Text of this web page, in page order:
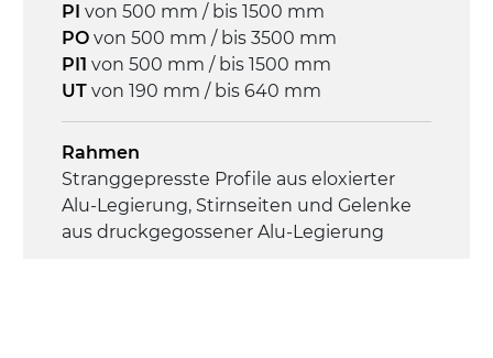
Steuerung
On/Off, E-Stopp, Motor-
Überlastungsschutz
PI von 500 mm / bis 1500 mm
PO von 500 mm / bis 3500 mm
PI1 von 500 mm / bis 1500 mm
UT von 190 mm / bis 640 mm
Rahmen
Stranggepresste Profile aus eloxierter
Alu-Legierung, Stirnseiten und Gelenke
aus druckgegossener Alu-Legierung